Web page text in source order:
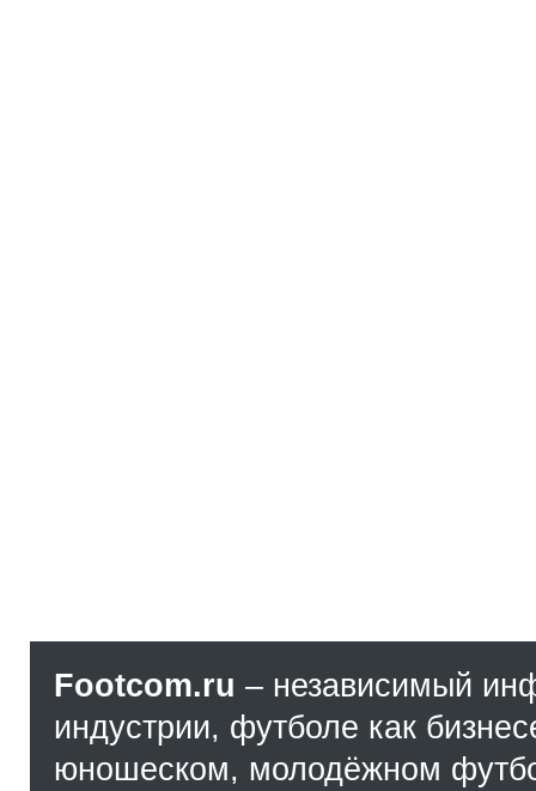
Footcom.ru – независимый
индустрии, футболе как
юношеском, молодёжном